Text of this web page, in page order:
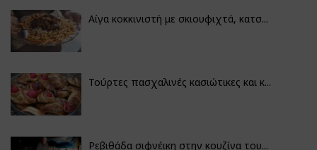
Αίγα κοκκινιστή με σκιουφιχτά, κατσ...
Τούρτες πασχαλινές κασιώτικες και κ...
Ρεβιθάδα σιφνέικη στην κουζίνα του...